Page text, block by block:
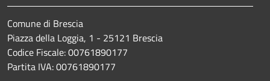
Comune di Brescia
Piazza della Loggia, 1 - 25121 Brescia
Codice Fiscale: 00761890177
Partita IVA: 00761890177